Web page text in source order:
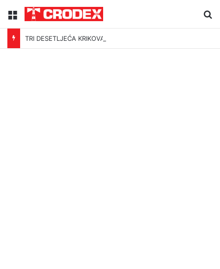
Menu
TRI DESETLJEĆA KRIKOVA OČAJNIKA